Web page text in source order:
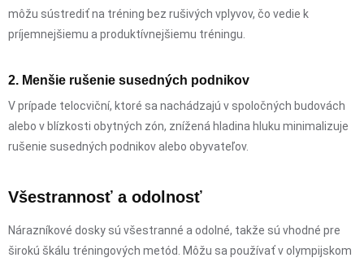
môžu sústrediť na tréning bez rušivých vplyvov, čo vedie k
príjemnejšiemu a produktívnejšiemu tréningu.
2. Menšie rušenie susedných podnikov
V prípade telocviční, ktoré sa nachádzajú v spoločných budovách
alebo v blízkosti obytných zón, znížená hladina hluku minimalizuje
rušenie susedných podnikov alebo obyvateľov.
Všestrannosť a odolnosť
Nárazníkové dosky sú všestranné a odolné, takže sú vhodné pre
širokú škálu tréningových metód. Môžu sa používať v olympijskom